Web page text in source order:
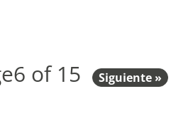
6 of 15 Siguiente »